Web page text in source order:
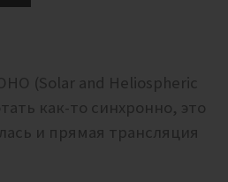
(Solar and Heliospheric
как-то синхронно, это
и прямая трансляция